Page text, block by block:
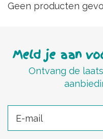
Geen producten
Meld je aan
Ontvang de